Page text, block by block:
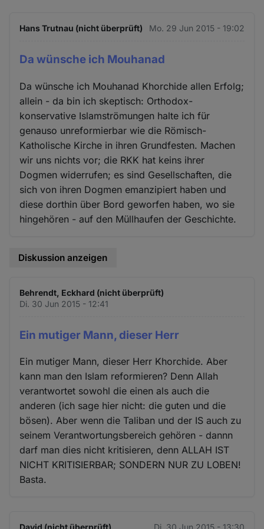
Hans Trutnau (nicht überprüft) Mo. 29 Jun 2015 - 19:02
Da wünsche ich Mouhanad
Da wünsche ich Mouhanad Khorchide allen Erfolg;
allein - da bin ich skeptisch: Orthodox-
konservative Islamströmungen halte ich für
genauso unreformierbar wie die Römisch-
Katholische Kirche in ihren Grundfesten. Machen
wir uns nichts vor; die RKK hat keins ihrer
Dogmen widerrufen; es sind Gesellschaften, die
sich von ihren Dogmen emanzipiert haben und
diese dorthin über Bord geworfen haben, wo sie
hingehören - auf den Müllhaufen der Geschichte.
Diskussion anzeigen
Behrendt, Eckhard (nicht überprüft)
Di. 30 Jun 2015 - 12:41
Ein mutiger Mann, dieser Herr
Ein mutiger Mann, dieser Herr Khorchide. Aber
kann man den Islam reformieren? Denn Allah
verantwortet sowohl die einen als auch die
anderen (ich sage hier nicht: die guten und die
bösen). Aber wenn die Taliban und der IS auch zu
seinem Verantwortungsbereich gehören - dannn
darf man dies nicht kritisieren, denn ALLAH IST
NICHT KRITISIERBAR; SONDERN NUR ZU LOBEN!
Basta.